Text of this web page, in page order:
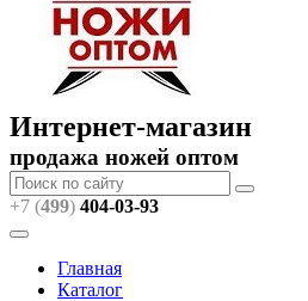
Интернет-магазин
продажа ножей оптом
+7 (499) 404-03-93
Главная
Каталог